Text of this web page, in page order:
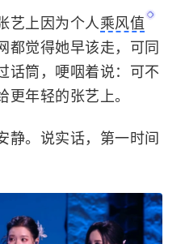
艺上 因为个人 乘风值
都觉得她早该走，可同
话筒，哽咽着说：可不
更年轻的张艺上。
静。说实话，第一时间